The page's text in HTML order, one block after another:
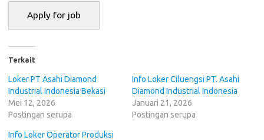
Terkait
Loker PT Asahi Diamond
Industrial Indonesia Bekasi
Mei 12, 2026
Postingan serupa
Info Loker Ciluengsi PT. Asahi
Diamond Industrial Indonesia
Januari 21, 2026
Postingan serupa
Info Loker Operator Produksi